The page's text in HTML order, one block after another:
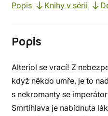
Popis Knihy v sérii
Popis
Alteriol se vrací! Z
když někdo umře, je to
s nekromanty se
Smrtihlava je nabídnuta